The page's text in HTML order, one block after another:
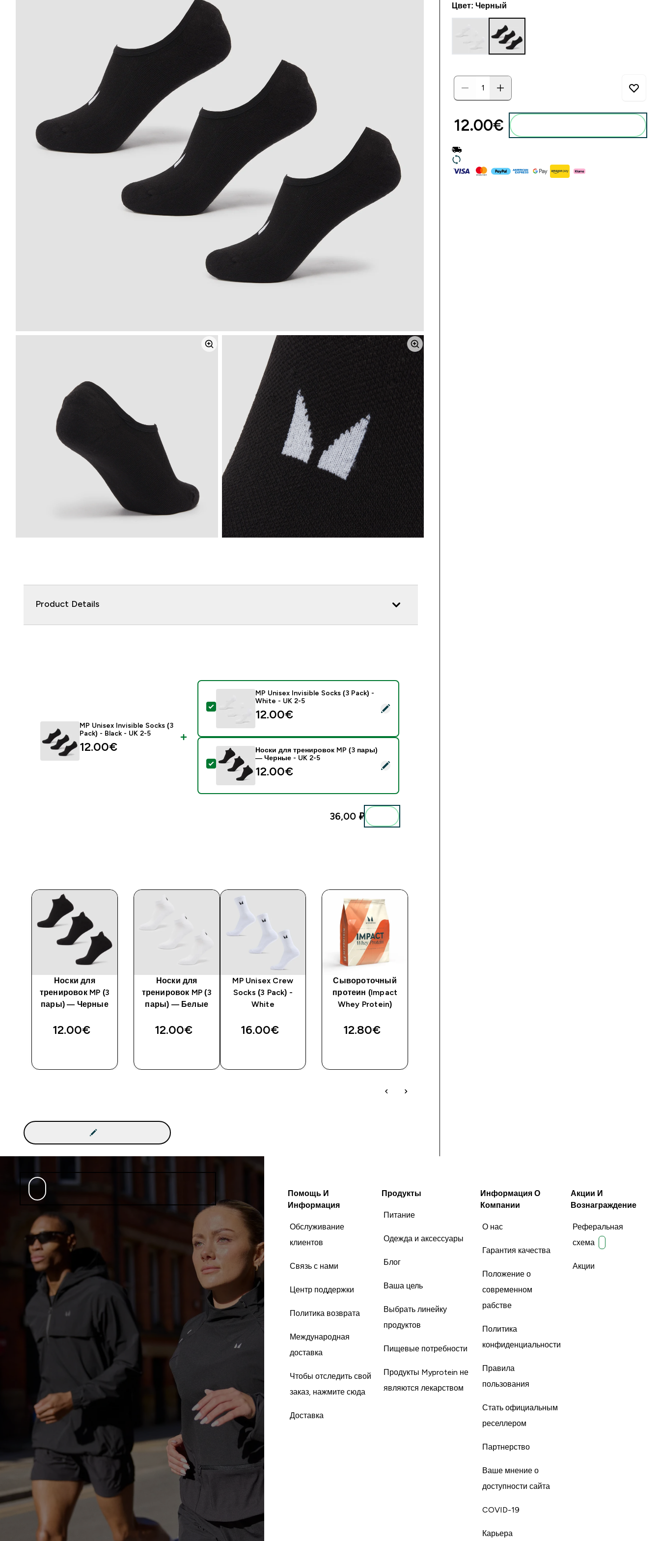
Product Details
MP Unisex Invisible Socks (3
Pack) - Black - UK 2-5
12.00€‎
- MP Unisex Invisible Socks (3 Pack) - White - UK 2-5
MP Unisex Invisible Socks (3 Pack) -
White - UK 2-5
12.00€‎
- Носки для тренировок MP (3 пары) — Черные - UK 2-5
Носки для тренировок MP (3 пары)
— Черные - UK 2-5
12.00€‎
36,00 ₽‎
Носки для
тренировок MP (3
пары) — Черные
12.00€‎
Носки для
тренировок MP (3
пары) — Белые
12.00€‎
MP Unisex Crew
Socks (3 Pack) -
White
16.00€‎
Сывороточный
протеин (Impact
Whey Protein)
12.80€‎
Цвет: Черный
12.00€‎
Помощь И
Информация
Обслуживание
клиентов
Связь с нами
Центр поддержки
Политика возврата
Международная
доставка
Чтобы отследить свой
заказ, нажмите сюда
Доставка
Продукты
Питание
Одежда и аксессуары
Блог
Ваша цель
Выбрать линейку
продуктов
Пищевые потребности
Продукты Myprotein не
являются лекарством
Информация О
Компании
О нас
Гарантия качества
Положение о
современном
рабстве
Политика
конфиденциальности
Правила
пользования
Стать официальным
реселлером
Партнерство
Ваше мнение о
доступности сайта
COVID-19
Карьера
Акции И
Вознаграждение
Реферальная
схема
Акции